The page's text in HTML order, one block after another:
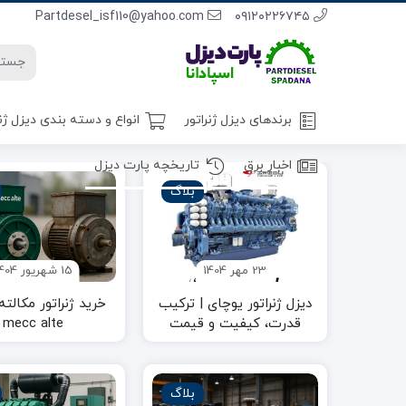
برندهای دیزل ژنراتور انواع و دسته بندی دیزل
ژنراتور – استمفورد ( Stamford)
ژنراتور – مکالته (Meccalte)
ژنراتور – لوری سامر (Leroy Somer)
ژنراتور – لینز (Linz)
اخبار برق
تاریخچه پارت دیزل
بلاگ
23 مهر 1404
دیزل ژنراتور یوچای | ترکیب
قدرت، کیفیت و قیمت
15 شهریور 1404
خرید ژنراتور
mecc alte
بلاگ